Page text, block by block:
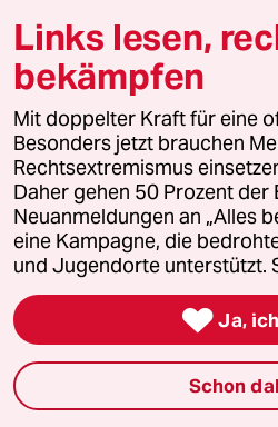
Anzeigen
Fragen & Hilfe
Feedback
Aboservice
ePaper Login
Downloads für Abonnierende
Links lesen,
bekämpfen
Mit doppelter Kraft für eine
Besonders jetzt brauchen
Rechtsextremismus
Daher gehen 50 Prozent der
Neuanmeldungen an „Alles
eine Kampagne, die
und Jugendorte unterstützt.
 Ja,
Schon